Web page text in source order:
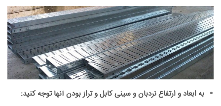
به ابعاد و ارتفاع نردبان و سینی کابل و تراز بودن آنها توجه کنید: